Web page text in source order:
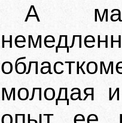
А
молодая